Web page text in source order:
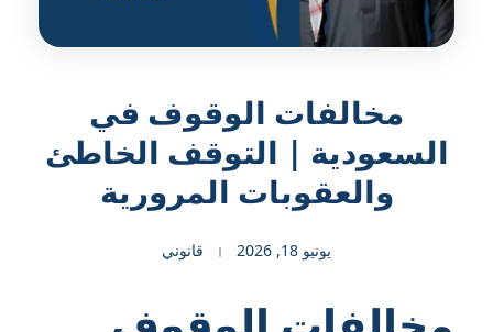
مخالفات الوقوف في
السعودية | التوقف الخاطئ
والعقوبات المرورية
يونيو 18, 2026 قانوني